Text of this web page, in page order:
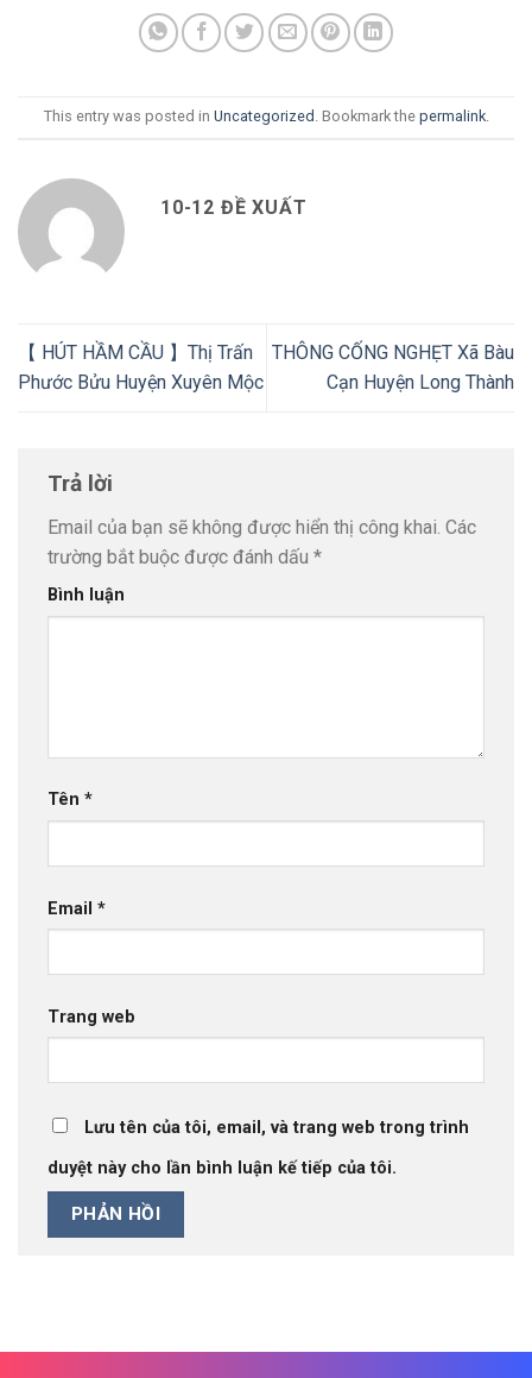
This entry was posted in Uncategorized . Bookmark the permalink.
10-12 ĐỀ XUẤT
【 HÚT HẦM CẦU 】Thị Trấn
Phước Bửu Huyện Xuyên Mộc
THÔNG CỐNG NGHẸT Xã Bàu
Cạn Huyện Long Thành
Trả lời
Email của bạn sẽ không được hiển thị công khai. Các
trường bắt buộc được đánh dấu *
Bình luận
Tên *
Email *
Trang web
Lưu tên của tôi, email, và trang web trong trình
duyệt này cho lần bình luận kế tiếp của tôi.